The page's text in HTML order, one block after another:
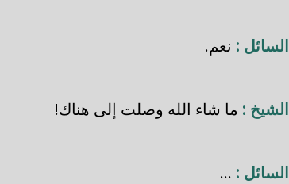
السائل : نعم.
الشيخ : ما شاء الله وصلت إلى هناك!
السائل : ...